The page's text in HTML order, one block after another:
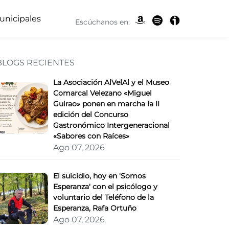
Escúchanos en:
Cultiva Salud
RECIENTES
La Asociación AlVelAl y el Museo
Comarcal Velezano «Miguel
Guirao» ponen en marcha la II
edición del Concurso
Gastronómico Intergeneracional
«Sabores con Raíces»
Ago 07, 2026
El suicidio, hoy en 'Somos
Esperanza' con el psicólogo y
voluntario del Teléfono de la
Esperanza, Rafa Ortuño
Ago 07, 2026